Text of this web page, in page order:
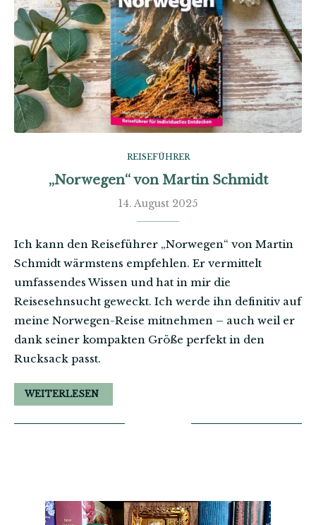
REISEFÜHRER
„Norwegen“ von Martin Schmidt
14. August 2025
Ich kann den Reiseführer „Norwegen“ von Martin
Schmidt wärmstens empfehlen. Er vermittelt
umfassendes Wissen und hat in mir die
Reisesehnsucht geweckt. Ich werde ihn definitiv auf
meine Norwegen-Reise mitnehmen – auch weil er
dank seiner kompakten Größe perfekt in den
Rucksack passt.
WEITERLESEN